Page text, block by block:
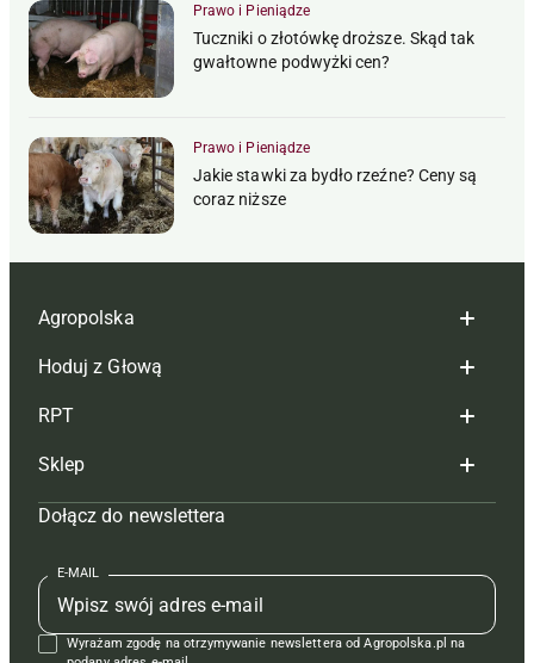
Prawo i Pieniądze
Tuczniki o złotówkę droższe. Skąd tak
gwałtowne podwyżki cen?
Prawo i Pieniądze
Jakie stawki za bydło rzeźne? Ceny są
coraz niższe
Agropolska
Redakcja
Reklama
Tagi
Mapa serwisu
Kontakt
Regulamin
Hoduj z Głową
Hoduj z głową bydło
Hoduj z głową świnie
Prenumerata
Redakcja
Kontakt
RPT
Redakcja
Prenumerata
Reklama
Kontakt
Sklep
Czasopisma i prenumerata
Książki
Regulamin
Dołącz do newslettera
E-MAIL
Wyrażam zgodę na otrzymywanie newslettera od Agropolska.pl na